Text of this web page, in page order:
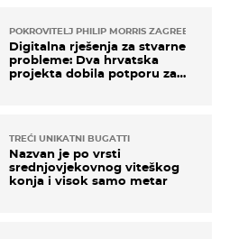
POKROVITELJ PHILIP MORRIS ZAGREB
Digitalna rješenja za stvarne
probleme: Dva hrvatska
projekta dobila potporu za
TREĆI UNIKATNI BUGATTI
Nazvan je po vrsti
srednjovjekovnog viteškog
konja i visok samo metar